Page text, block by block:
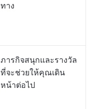
ทาง
ภารกิจสนุกและรางวัล
ที่จะช่วยให้คุณเดิน
หน้าต่อไป